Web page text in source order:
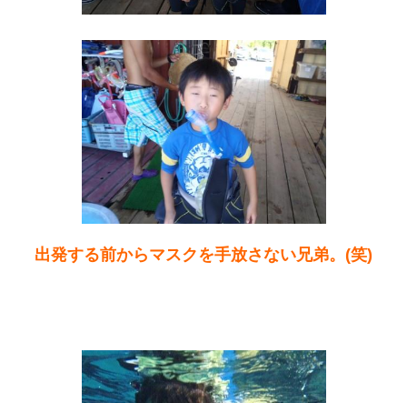
出発する前からマスクを手放さない兄弟。(笑)